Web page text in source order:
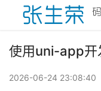
使用uni-app开
2026-06-24 23:08:40